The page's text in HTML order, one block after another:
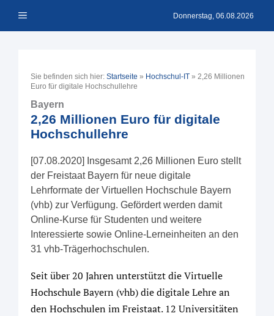
Inhalt Menü Donnerstag, 06.08.2026
Sie befinden sich hier: Startseite » Hochschul-IT » 2,26 Millionen
Euro für digitale Hochschullehre
Bayern
2,26 Millionen Euro für digitale
Hochschullehre
[07.08.2020] Insgesamt 2,26 Millionen Euro stellt
der Freistaat Bayern für neue digitale
Lehrformate der Virtuellen Hochschule Bayern
(vhb) zur Verfügung. Gefördert werden damit
Online-Kurse für Studenten und weitere
Interessierte sowie Online-Lerneinheiten an den
31 vhb-Trägerhochschulen.
Seit über 20 Jahren unterstützt die Virtuelle
Hochschule Bayern (vhb) die digitale Lehre an
den Hochschulen im Freistaat. 12 Universitäten